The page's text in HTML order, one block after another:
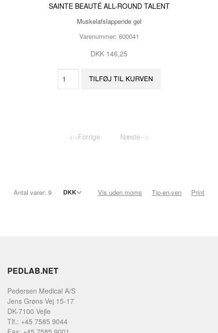
SAINTE BEAUTÉ ALL-ROUND TALENT
Muskelafslappende gel
Varenummer: 600041
DKK 146,25
<--Forrige Næste-->
Antal varer: 9 Vis uden moms Tip-en-ven Print
PEDLAB.NET
Pedersen Medical A/S
Jens Grøns Vej 15-17
DK-7100 Vejle
Tlf.: +45 7585 9044